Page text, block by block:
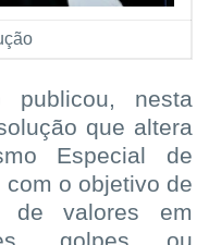
publicou, nesta
que altera
Especial de
o objetivo de
de valores em